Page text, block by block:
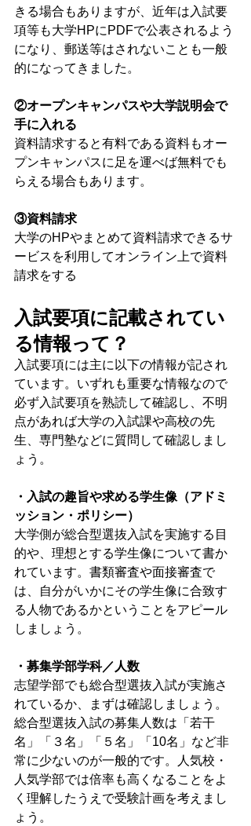
きる場合もありますが、近年は入試要
項等も大学HPにPDFで公表されるよう
になり、郵送等はされないことも一般
的になってきました。
②オープンキャンパスや大学説明会で
手に入れる
資料請求すると有料である資料もオー
プンキャンパスに足を運べば無料でも
らえる場合もあります。
③資料請求
大学のHPやまとめて資料請求できるサ
ービスを利用してオンライン上で資料
請求をする
入試要項に記載されてい
る情報って？
入試要項には主に以下の情報が記され
ています。いずれも重要な情報なので
必ず入試要項を熟読して確認し、不明
点があれば大学の入試課や高校の先
生、専門塾などに質問して確認しまし
ょう。
・入試の趣旨や求める学生像（アドミ
ッション・ポリシー）
大学側が総合型選抜入試を実施する目
的や、理想とする学生像について書か
れています。書類審査や面接審査で
は、自分がいかにその学生像に合致す
る人物であるかということをアピール
しましょう。
・募集学部学科／人数
志望学部でも総合型選抜入試が実施さ
れているか、まずは確認しましょう。
総合型選抜入試の募集人数は「若干
名」「３名」「５名」「10名」など非
常に少ないのが一般的です。人気校・
人気学部では倍率も高くなることをよ
く理解したうえで受験計画を考えまし
ょう。